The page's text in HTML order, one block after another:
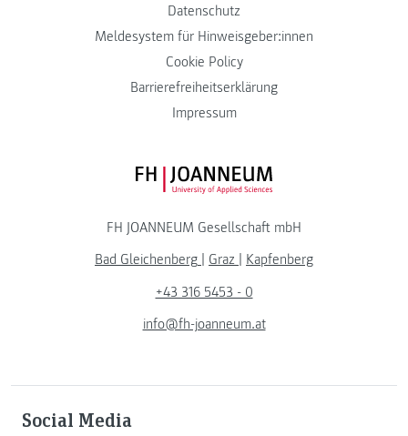
Datenschutz
Meldesystem für Hinweisgeber:innen
Cookie Policy
Barrierefreiheitserklärung
Impressum
FH JOANNEUM Logo
FH JOANNEUM Gesellschaft mbH
Bad Gleichenberg
Graz
Kapfenberg
+43 316 5453 - 0
info@fh-joanneum.at
Social Media